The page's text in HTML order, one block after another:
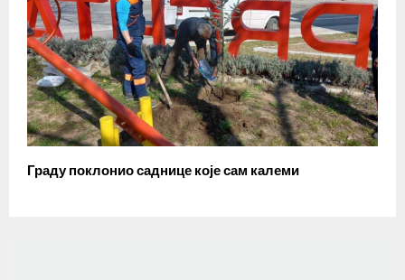
Граду поклонио саднице које сам калеми